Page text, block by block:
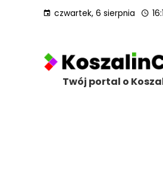
czwartek, 6 sierpnia
Twój portal o